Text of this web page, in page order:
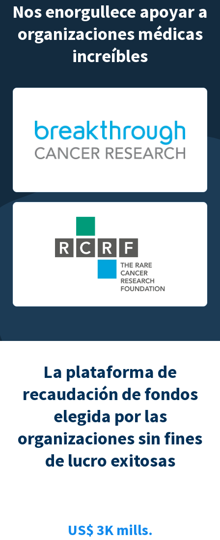
Nos enorgullece apoyar a
organizaciones médicas
increíbles
La plataforma de
recaudación de fondos
elegida por las
organizaciones sin fines
de lucro exitosas
US$ 3K mills.